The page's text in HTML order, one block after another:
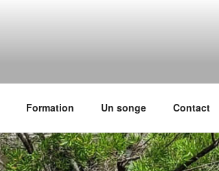
Formation Un songe Contact